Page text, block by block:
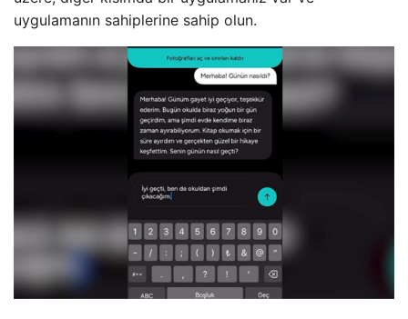
uygulamanın sahiplerine sahip olun.